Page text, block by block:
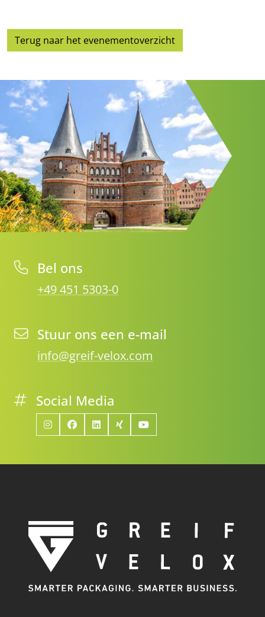
Terug naar het evenementoverzicht
Bel ons
+49 451 5303-0
Stuur ons een e-mail
info@greif-velox.com
Social Media